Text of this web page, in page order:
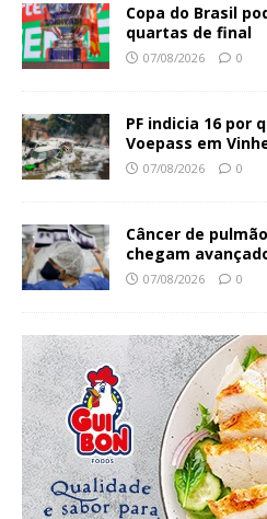
Copa do Brasil
quartas de final
07/08/2026 0
PF indicia 16 por
Voepass em
07/08/2026 0
Câncer de
chegam
07/08/2026 0